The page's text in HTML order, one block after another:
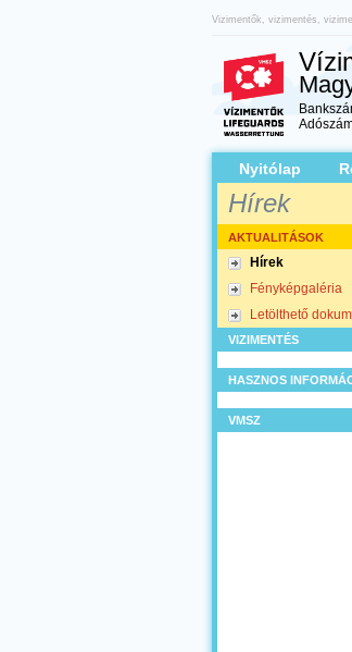
Vizimentők, vizimentés,
Nyitólap
Hírek
AKTUALITÁSOK
Hírek
Fényképgaléria
Letölthető
VIZIMENTÉS
HASZNOS
VMSZ